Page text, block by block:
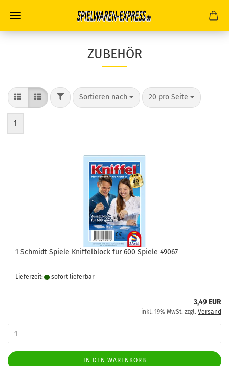
ZUBEHÖR
FILTERSortieren nach
Sortieren nach 20 pro Seite
pro Seite
1
1 Schmidt Spiele Kniffelblock für 600 Spiele 49067
Lieferzeit: sofort lie­fer­bar
3,49 EUR
inkl. 19% MwSt. zzgl. Versand
IN DEN WARENKORB